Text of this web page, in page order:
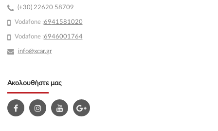
(+30) 22620 58709
Vodafone :6941581020
Vodafone :6946001764
info@xcar.gr
Ακολουθήστε μας